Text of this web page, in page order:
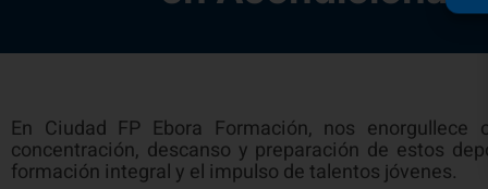
En Ciudad FP Ebora Formación, nos
concentración, descanso y preparación de estos
formación integral y el impulso de talentos jóvenes.